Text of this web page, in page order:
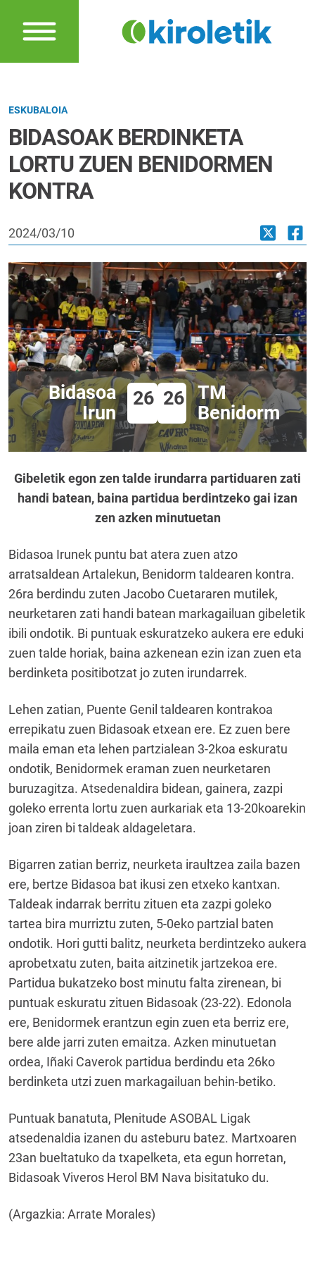
ESKUBALOIA
BIDASOAK BERDINKETA
LORTU ZUEN BENIDORMEN
KONTRA
2024/03/10
Bidasoa
Irun
26 26
TM
Benidorm
Gibeletik egon zen talde irundarra partiduaren zati
handi batean, baina partidua berdintzeko gai izan
zen azken minutuetan
Bidasoa Irunek puntu bat atera zuen atzo
arratsaldean Artalekun, Benidorm taldearen kontra.
26ra berdindu zuten Jacobo Cuetararen mutilek,
neurketaren zati handi batean markagailuan gibeletik
ibili ondotik. Bi puntuak eskuratzeko aukera ere eduki
zuen talde horiak, baina azkenean ezin izan zuen eta
berdinketa positibotzat jo zuten irundarrek.
Lehen zatian, Puente Genil taldearen kontrakoa
errepikatu zuen Bidasoak etxean ere. Ez zuen bere
maila eman eta lehen partzialean 3-2koa eskuratu
ondotik, Benidormek eraman zuen neurketaren
buruzagitza. Atsedenaldira bidean, gainera, zazpi
goleko errenta lortu zuen aurkariak eta 13-20koarekin
joan ziren bi taldeak aldageletara.
Bigarren zatian berriz, neurketa iraultzea zaila bazen
ere, bertze Bidasoa bat ikusi zen etxeko kantxan.
Taldeak indarrak berritu zituen eta zazpi goleko
tartea bira murriztu zuten, 5-0eko partzial baten
ondotik. Hori gutti balitz, neurketa berdintzeko aukera
aprobetxatu zuten, baita aitzinetik jartzekoa ere.
Partidua bukatzeko bost minutu falta zirenean, bi
puntuak eskuratu zituen Bidasoak (23-22). Edonola
ere, Benidormek erantzun egin zuen eta berriz ere,
bere alde jarri zuten emaitza. Azken minutuetan
ordea, Iñaki Caverok partidua berdindu eta 26ko
berdinketa utzi zuen markagailuan behin-betiko.
Puntuak banatuta, Plenitude ASOBAL Ligak
atsedenaldia izanen du asteburu batez. Martxoaren
23an bueltatuko da txapelketa, eta egun horretan,
Bidasoak Viveros Herol BM Nava bisitatuko du.
(Argazkia: Arrate Morales)